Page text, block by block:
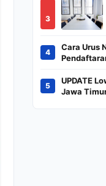
3
4
Cara Urus
Kilogram
5
UPDATE
Jawa